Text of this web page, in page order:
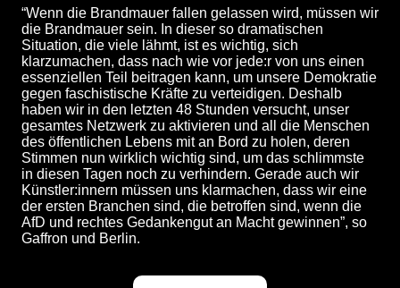
“Wenn die Brandmauer fallen gelassen wird, müssen wir
die Brandmauer sein. In dieser so dramatischen
Situation, die viele lähmt, ist es wichtig, sich
klarzumachen, dass nach wie vor jede:r von uns einen
essenziellen Teil beitragen kann, um unsere Demokratie
gegen faschistische Kräfte zu verteidigen. Deshalb
haben wir in den letzten 48 Stunden versucht, unser
gesamtes Netzwerk zu aktivieren und all die Menschen
des öffentlichen Lebens mit an Bord zu holen, deren
Stimmen nun wirklich wichtig sind, um das schlimmste
in diesen Tagen noch zu verhindern. Gerade auch wir
Künstler:innern müssen uns klarmachen, dass wir eine
der ersten Branchen sind, die betroffen sind, wenn die
AfD und rechtes Gedankengut an Macht gewinnen”, so
Gaffron und Berlin.